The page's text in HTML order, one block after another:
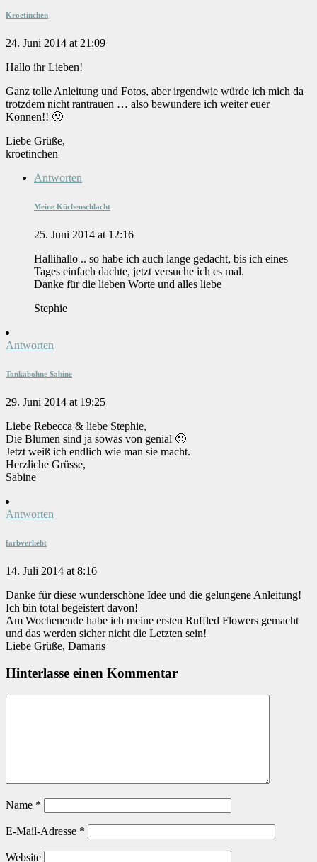
Kroetinchen
24. Juni 2014 at 21:09
Hallo ihr Lieben!
Ganz tolle Anleitung und Fotos, aber irgendwie würde ich mich da
trotzdem nicht rantrauen … also bewundere ich weiter euer
Können!! 🙂
Liebe Grüße,
kroetinchen
Antworten
Meine Küchenschlacht
25. Juni 2014 at 12:16
Hallihallo .. so habe ich auch lange gedacht, bis ich eines
Tages einfach dachte, jetzt versuche ich es mal.
Danke für die lieben Worte und alles liebe
Stephie
Antworten
Tonkabohne Sabine
29. Juni 2014 at 19:25
Liebe Rebecca & liebe Stephie,
Die Blumen sind ja sowas von genial 🙂
Jetzt weiß ich endlich wie man sie macht.
Herzliche Grüsse,
Sabine
Antworten
farbverliebt
14. Juli 2014 at 8:16
Danke für diese wunderschöne Idee und die gelungene Anleitung!
Ich bin total begeistert davon!
Am Wochenende habe ich meine ersten Ruffled Flowers gemacht
und das werden sicher nicht die Letzten sein!
Liebe Grüße, Damaris
Hinterlasse einen Kommentar
Name *
E-Mail-Adresse *
Website